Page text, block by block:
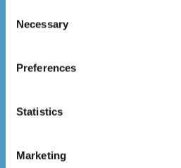
Selection
Necessary
Preferences
Statistics
Marketing